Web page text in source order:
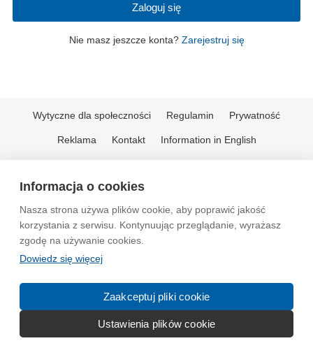
Informacja o cookies
Nasza strona używa plików cookie, aby poprawić jakość
korzystania z serwisu. Kontynuując przeglądanie, wyrażasz
zgodę na używanie cookies.
Dowiedz się więcej
Zaakceptuj pliki cookie
Ustawienia plików cookie
Zaloguj się
Nie masz jeszcze konta? Zarejestruj się
Wytyczne dla społeczności Regulamin Prywatność
Reklama Kontakt Information in English